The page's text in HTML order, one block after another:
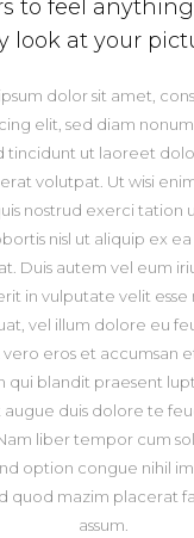
to feel
look at your
dolor sit amet,
elit, sed diam
tincidunt ut laoreet
volutpat. Ut wisi
nostrud exerci tation
nisl ut aliquip ex
Duis autem vel eum
in vulputate velit esse
vel illum dolore eu
vero eros et accumsan
qui blandit praesent
duis dolore te
liber tempor cum
option congue nihil
quod mazim placerat
assum.